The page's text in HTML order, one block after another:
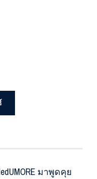
มาพูดคุย